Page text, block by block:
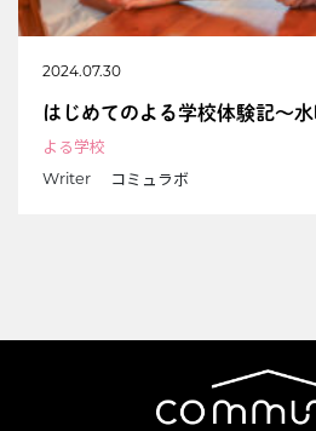
2024.07.30
はじめてのよる学校体験記〜
よる学校
Writer コミュラボ